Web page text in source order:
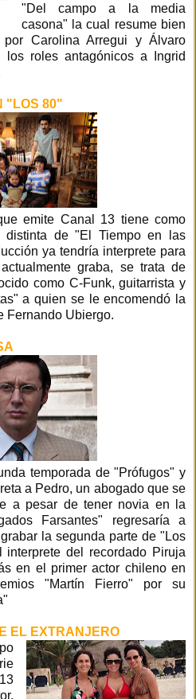
"Del campo a la media
casona" la cual resume bien
por Carolina Arregui y Álvaro
roles antagónicos a Ingrid
"LOS 80"
emite Canal 13 tiene como
distinta de "El Tiempo en las
ya tendría interprete para
graba, se trata de
como C-Funk, guitarrista y
a quien se le encomendó la
Fernando Ubiergo.
temporada de "Prófugos" y
a Pedro, un abogado que se
a pesar de tener novia en la
Farsantes" regresaría a
la segunda parte de "Los
del recordado Piruja
en el primer actor chileno en
"Martín Fierro" por su
EL EXTRANJERO